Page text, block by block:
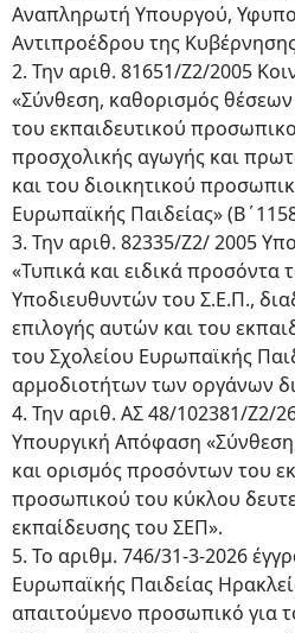
Αναπληρωτή Υπουργού,
Αντιπροέδρου της
2. Την αριθ. 81651/Ζ2/2005
«Σύνθεση, καθορισμός
του εκπαιδευτικού
προσχολικής αγωγής και
και του διοικητικού
Ευρωπαϊκής Παιδείας»
3. Την αριθ. 82335/Ζ2/ 2005
«Τυπικά και ειδικά προσόντα
Υποδιευθυντών του Σ.Ε.Π.,
επιλογής αυτών και του
του Σχολείου Ευρωπαϊκής
αρμοδιοτήτων των οργάνων
4. Την αριθ. ΑΣ 48/102381/Ζ2/
Υπουργική Απόφαση
και ορισμός προσόντων του
προσωπικού του κύκλου
εκπαίδευσης του ΣΕΠ».
5. Το αριθμ. 746/31-3-2026
Ευρωπαϊκής Παιδείας
απαιτούμενο προσωπικό για